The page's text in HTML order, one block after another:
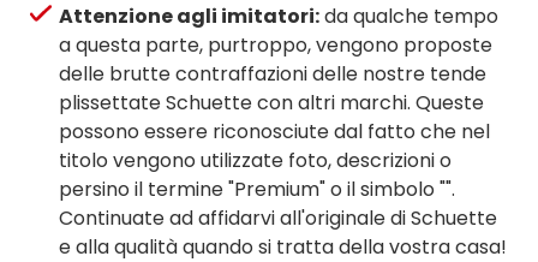
Attenzione agli imitatori:da qualche tempo
a questa parte, purtroppo, vengono proposte
delle brutte contraffazioni delle nostre tende
plissettate Schuette con altri marchi. Queste
possono essere riconosciute dal fatto che nel
titolo vengono utilizzate foto, descrizioni o
persino il termine "Premium" o il simbolo "".
Continuate ad affidarvi all'originale di Schuette
e alla qualità quando si tratta della vostra casa!